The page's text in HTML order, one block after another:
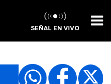
SEÑAL EN VIVO